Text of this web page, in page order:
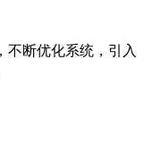
不断优化系统，引入